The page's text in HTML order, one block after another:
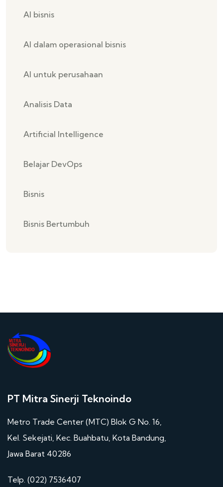
AI bisnis
AI dalam operasional bisnis
AI untuk perusahaan
Analisis Data
Artificial Intelligence
Belajar DevOps
Bisnis
Bisnis Bertumbuh
PT Mitra Sinerji Teknoindo
Metro Trade Center (MTC) Blok G No. 16,
Kel. Sekejati, Kec. Buahbatu, Kota Bandung,
Jawa Barat 40286
Telp. (022) 7536407